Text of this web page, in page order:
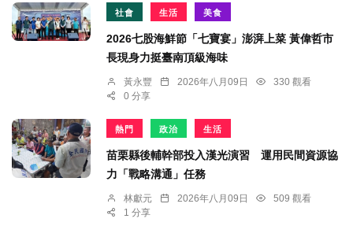
社會 生活 美食
2026七股海鮮節「七寶宴」澎湃上菜 黃偉哲市
長現身力挺臺南頂級海味
黃永豐 2026年八月09日
330 觀看
0 分享
熱門 政治 生活
苗栗縣後輔幹部投入漢光演習 運用民間資源協
力「戰略溝通」任務
林獻元 2026年八月09日
509 觀看
1 分享